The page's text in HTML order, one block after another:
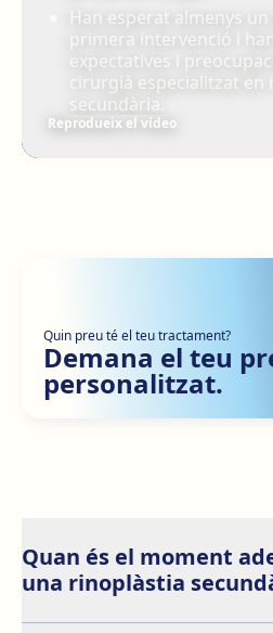
Han esperat almenys un
primera intervenció i
expectatives i
cirurgià especialitzat en
secundària.
Reprodueix el vídeo
Quin preu té el teu tractament?
Demana el teu
personalitzat.
Quan és el moment
una rinoplàstia